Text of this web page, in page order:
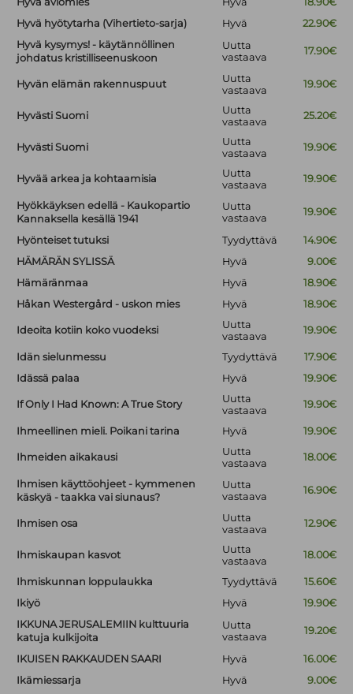
Hyvä hyötytarha (Vihertieto-sarja)
Hyvä
22.90€
Hyvä kysymys! - käytännöllinen
johdatus kristilliseenuskoon
Uutta
vastaava
17.90€
Hyvän elämän rakennuspuut
Uutta
vastaava
19.90€
Hyvästi Suomi
Uutta
vastaava
25.20€
Hyvästi Suomi
Uutta
vastaava
19.90€
Hyvää arkea ja kohtaamisia
Uutta
vastaava
19.90€
Hyökkäyksen edellä - Kaukopartio
Kannaksella kesällä 1941
Uutta
vastaava
19.90€
Hyönteiset tutuksi Tyydyttävä
14.90€
HÄMÄRÄN SYLISSÄ
Hyvä
9.00€
Hämäränmaa
Hyvä
18.90€
Håkan Westergård - uskon mies
Hyvä 18.90€
Ideoita kotiin koko vuodeksi
Uutta
vastaava
19.90€
Idän sielunmessu Tyydyttävä
17.90€
Idässä palaa
Hyvä 19.90€
If Only I Had Known: A True Story
Uutta
vastaava
19.90€
Ihmeellinen mieli. Poikani tarina Hyvä 19.90€
Ihmeiden aikakausi
Uutta
vastaava
18.00€
Ihmisen käyttöohjeet - kymmenen
käskyä - taakka vai siunaus?
Uutta
vastaava
16.90€
Ihmisen osa
Uutta
vastaava
12.90€
Ihmiskaupan kasvot
Uutta
vastaava
18.00€
Ihmiskunnan loppulaukka Tyydyttävä
15.60€
Ikiyö
Hyvä
19.90€
IKKUNA JERUSALEMIIN kulttuuria
katuja kulkijoita
Uutta
vastaava
19.20€
IKUISEN RAKKAUDEN SAARI Hyvä
16.00€
Ikämiessarja
Hyvä
9.00€